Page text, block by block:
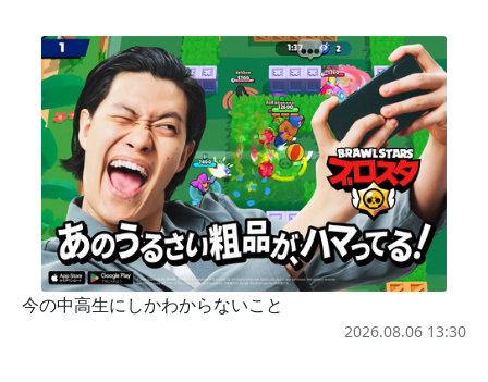
今の中高生にしかわからないこと
2026.08.06 13:30